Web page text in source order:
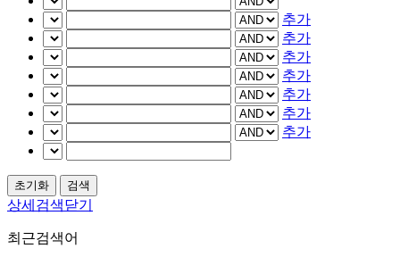
추가
추가
추가
추가
추가
추가
추가
상세검색닫기
최근검색어